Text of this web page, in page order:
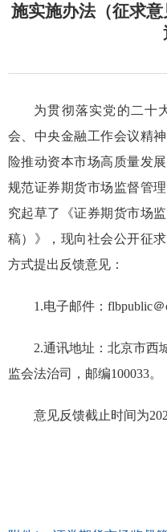
施实施办法（征求
为贯彻落实党的二十
会、中央金融工作会议精
险推动资本市场高质量发
规范证券期货市场监督管
究起草了《证券期货市场
稿）》，现向社会公开征
方式提出反馈意见：
1.电子邮件： flbpublic＠
2.通讯地址：北京市西
监会法治司，邮编100033。
意见反馈截止时间为